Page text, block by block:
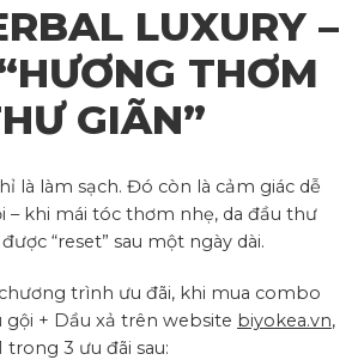
LUXURY –
THƠM
GIÃN”
là làm sạch. Đó còn là cảm giác dễ
– khi mái tóc thơm nhẹ, da đầu thư
“reset” sau một ngày dài.
trình ưu đãi, khi mua combo
gội + Dầu xả trên website biyokea.vn,
trong 3 ưu đãi sau: